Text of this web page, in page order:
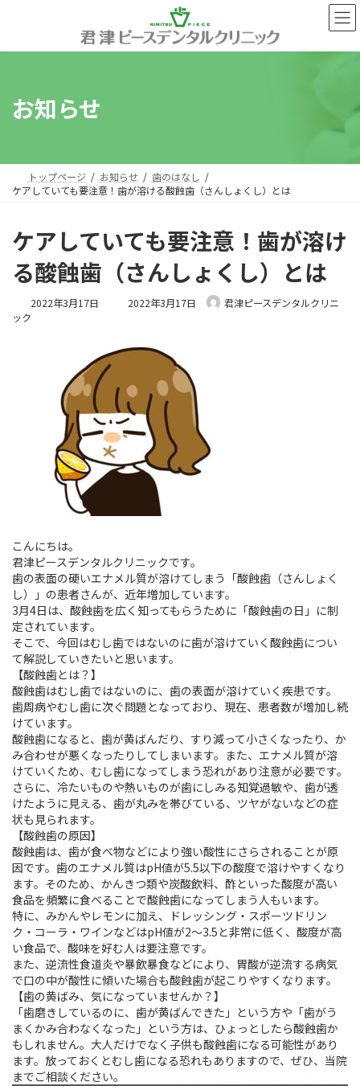
ン
ー
お知らせ
トップページ お知らせ
歯のはなし
ケアしていても要注意！歯が溶ける酸蝕歯（さんしょくし）とは
ケアしていても要注意！歯が溶け
る酸蝕歯（さんしょくし）とは
2022年3月17日
最
:
2022年3月17日
君津ピースデンタルクリニ
ック
こんにちは。
君津ピースデンタルクリニックです。
歯の表面の硬いエナメル質が溶けてしまう「酸蝕歯（さんしょく
し）」の患者さんが、近年増加しています。
3月4日は、酸蝕歯を広く知ってもらうために「酸蝕歯の日」に制
定されています。
そこで、今回はむし歯ではないのに歯が溶けていく酸蝕歯につい
て解説していきたいと思います。
【酸蝕歯とは？】
酸蝕歯はむし歯ではないのに、歯の表面が溶けていく疾患です。
歯周病やむし歯に次ぐ問題となっており、現在、患者数が増加し続
けています。
酸蝕歯になると、歯が黄ばんだり、すり減って小さくなったり、か
み合わせが悪くなったりしてしまいます。また、エナメル質が溶
けていくため、むし歯になってしまう恐れがあり注意が必要です。
さらに、冷たいものや熱いものが歯にしみる知覚過敏や、歯が透
けたように見える、歯が丸みを帯びている、ツヤがないなどの症
状も見られます。
【酸蝕歯の原因】
酸蝕歯は、歯が食べ物などにより強い酸性にさらされることが原
因です。歯のエナメル質はpH値が5.5以下の酸度で溶けやすくなり
ます。そのため、かんきつ類や炭酸飲料、酢といった酸度が高い
食品を頻繁に食べることで酸蝕歯になってしまう人もいます。
特に、みかんやレモンに加え、ドレッシング・スポーツドリン
ク・コーラ・ワインなどはpH値が2～3.5と非常に低く、酸度が高
い食品で、酸味を好む人は要注意です。
また、逆流性食道炎や暴飲暴食などにより、胃酸が逆流する病気
で口の中が酸性に傾いた場合も酸蝕歯が起こりやすくなります。
【歯の黄ばみ、気になっていませんか？】
「歯磨きしているのに、歯が黄ばんできた」という方や「歯がう
まくかみ合わなくなった」という方は、ひょっとしたら酸蝕歯か
もしれません。大人だけでなく子供も酸蝕歯になる可能性があり
ます。放っておくとむし歯になる恐れもありますので、ぜひ、当院
までご相談ください。